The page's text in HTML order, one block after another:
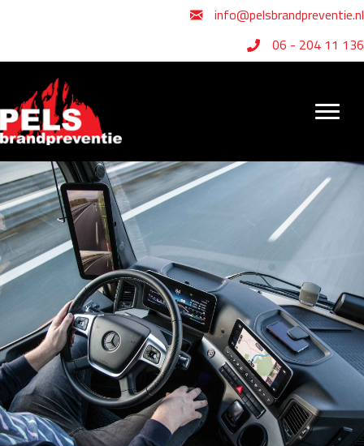
info@pelsbrandpreventie.nl
06 - 204 11 136